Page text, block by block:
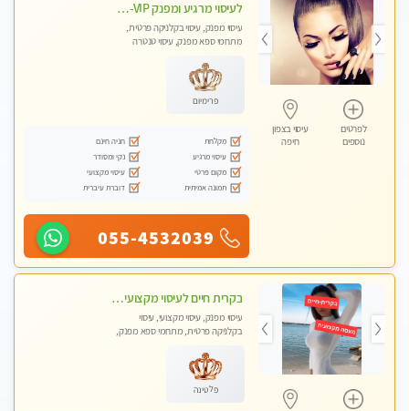
לפרטים
נוספים
עיסוי בצפון
חיפה
לעיסוי מרגיע ומפנק VIP-מומלץ לחלוטין! פרטי! ​​​​​​ לקביעת תור נא להתקשר ....
עיסוי מפנק, עיסוי בקלניקה פרטית,
מתחמי ספא מפנק, עיסוי טנטרה
פרימיום
מקלחת
חניה חינם
עיסוי מרגיע
נקי ומסודר
מקום פרטי
עיסוי מקצועי
תמונה אמיתית
דוברת עיברית
055-4532039
בקרית חיים לעיסוי מקצועי ואיכותי מומלץ
עיסוי מפנק, עיסוי מקצועי, עיסוי
בקלניקה פרטית, מתחמי ספא מפנק,
פלטינה